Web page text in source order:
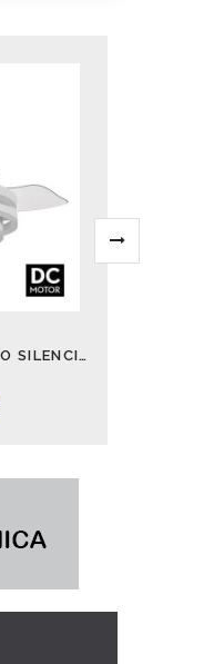
VENTILADOR DE TECHO SILENCIOSO CON LUZ KAI 72W BLANCO